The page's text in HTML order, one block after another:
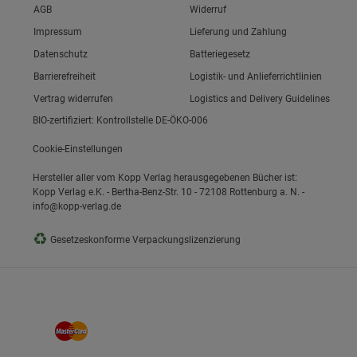
Link zum/zur
AGB
Link zum/zur
Impressum
Link zum/zur
Datenschutz
Link zum/zur
Barrierefreiheit
Vertrag widerrufen
Widerruf
Lieferung und Zahlung
Batteriegesetz
Logistik- und Anlieferrichtlinien
Logistics and Delivery Guidelines
BIO-zertifiziert: Kontrollstelle DE-ÖKO-006
Cookie-Einstellungen
Hersteller aller vom Kopp Verlag herausgegebenen Bücher ist:
Kopp Verlag e.K. - Bertha-Benz-Str. 10 - 72108 Rottenburg a. N. -
info@kopp-verlag.de
♻ Gesetzeskonforme Verpackungslizenzierung
Gruppe